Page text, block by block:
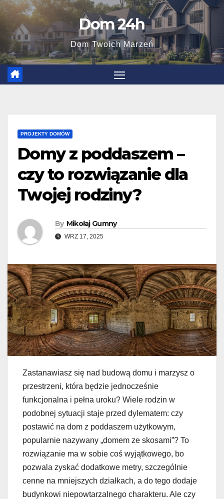
Skip
content
Dom 24h
Dom Twoich Marzeń
PROJEKTY DOMÓW
Domy z poddaszem –
czy to rozwiązanie dla
Twojej rodziny?
By Mikołaj Gumny
WRZ 17, 2025
Zastanawiasz się nad budową domu i marzysz o
przestrzeni, która będzie jednocześnie
funkcjonalna i pełna uroku? Wiele rodzin w
podobnej sytuacji staje przed dylematem: czy
postawić na dom z poddaszem użytkowym,
popularnie nazywany „domem ze skosami”? To
rozwiązanie ma w sobie coś wyjątkowego, bo
pozwala zyskać dodatkowe metry, szczególnie
cenne na mniejszych działkach, a do tego dodaje
budynkowi niepowtarzalnego charakteru. Ale czy